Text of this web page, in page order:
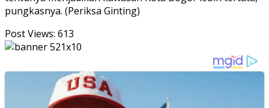
pungkasnya. (Periksa Ginting)
Post Views: 613